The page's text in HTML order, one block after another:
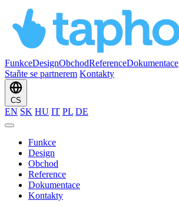
FunkceDesignObchodReferenceDokumentace
Staňte se partnerem Kontakty
CS
EN SK HU IT PL DE
Funkce
Design
Obchod
Reference
Dokumentace
Kontakty